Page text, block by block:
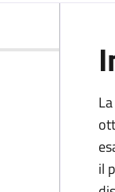
magnetica
Risonanza
magnetica
Risonanza
il